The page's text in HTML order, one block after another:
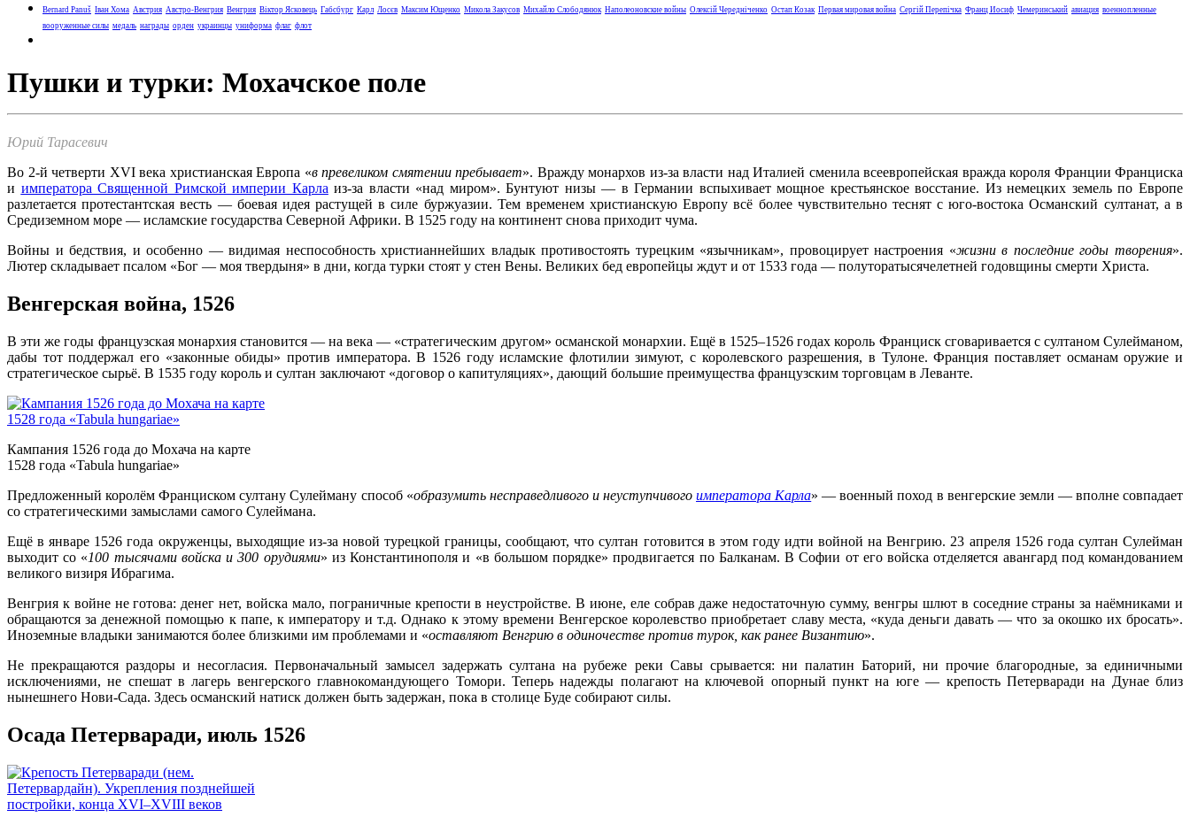
Bernard Panuš Іван Хома Австрия Австро-Венгрия Венгрия Віктор Ясковець Габсбург Карл Лосєв Максим Ющенко Микола Закусов Михайло Слободянюк Наполеоновские войны Олексій Чередніченко Остап Козак Первая мировая война Сергій Перепічка Франц Иосиф Чемеринський авиация военнопленные
вооруженные силы медаль награды орден украинцы униформа флаг флот
Пушки и турки: Мохачское поле
Юрий Тарасевич
Во 2-й четверти XVI века христианская Европа «в превеликом смятении пребывает». Вражду монархов из-за власти над Италией сменила всеевропейская вражда короля Франции Франциска
и императора Священной Римской империи Карла из-за власти «над миром». Бунтуют низы — в Германии вспыхивает мощное крестьянское восстание. Из немецких земель по Европе
разлетается протестантская весть — боевая идея растущей в силе буржуазии. Тем временем христианскую Европу всё более чувствительно теснят с юго-востока Османский султанат, а в
Средиземном море — исламские государства Северной Африки. В 1525 году на континент снова приходит чума.
Войны и бедствия, и особенно — видимая неспособность христианнейших владык противостоять турецким «язычникам», провоцирует настроения «жизни в последние годы творения».
Лютер складывает псалом «Бог — моя твердыня» в дни, когда турки стоят у стен Вены. Великих бед европейцы ждут и от 1533 года — полуторатысячелетней годовщины смерти Христа.
Венгерская война, 1526
В эти же годы французская монархия становится — на века — «стратегическим другом» османской монархии. Ещё в 1525–1526 годах король Франциск сговаривается с султаном Сулейманом,
дабы тот поддержал его «законные обиды» против императора. В 1526 году исламские флотилии зимуют, с королевского разрешения, в Тулоне. Франция поставляет османам оружие и
стратегическое сырьё. В 1535 году король и султан заключают «договор о капитуляциях», дающий большие преимущества французским торговцам в Леванте.
Кампания 1526 года до Мохача на карте
1528 года «Tabula hungariae»
Предложенный королём Франциском султану Сулейману способ «образумить несправедливого и неуступчивогоимператора Карла» — военный поход в венгерские земли — вполне совпадает
со стратегическими замыслами самого Сулеймана.
Ещё в январе 1526 года окруженцы, выходящие из-за новой турецкой границы, сообщают, что султан готовится в этом году идти войной на Венгрию. 23 апреля 1526 года султан Сулейман
выходит со «100 тысячами войска и 300 орудиями» из Константинополя и «в большом порядке» продвигается по Балканам. В Софии от его войска отделяется авангард под командованием
великого визиря Ибрагима.
Венгрия к войне не готова: денег нет, войска мало, пограничные крепости в неустройстве. В июне, еле собрав даже недостаточную сумму, венгры шлют в соседние страны за наёмниками и
обращаются за денежной помощью к папе, к императору и т.д. Однако к этому времени Венгерское королевство приобретает славу места, «куда деньги давать — что за окошко их бросать».
Иноземные владыки занимаются более близкими им проблемами и «оставляют Венгрию в одиночестве против турок, как ранее Византию».
Не прекращаются раздоры и несогласия. Первоначальный замысел задержать султана на рубеже реки Савы срывается: ни палатин Баторий, ни прочие благородные, за единичными
исключениями, не спешат в лагерь венгерского главнокомандующего Томори. Теперь надежды полагают на ключевой опорный пункт на юге — крепость Петерваради на Дунае близ
нынешнего Нови-Сада. Здесь османский натиск должен быть задержан, пока в столице Буде собирают силы.
Осада Петерваради, июль 1526